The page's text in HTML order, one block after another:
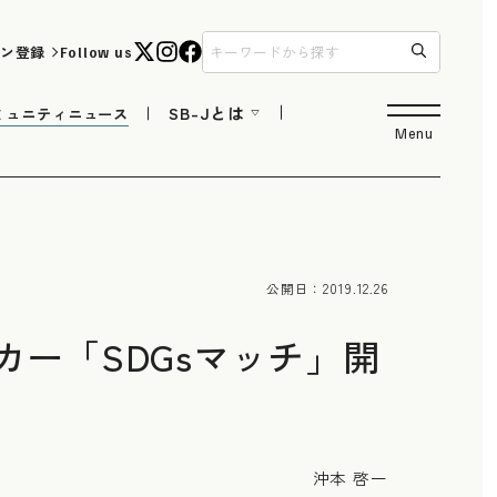
登録 Follow us
ュニティニュース SB-Jとは
Menu
公開日：2019.12.26
「SDGsマッチ」開
沖本 啓一